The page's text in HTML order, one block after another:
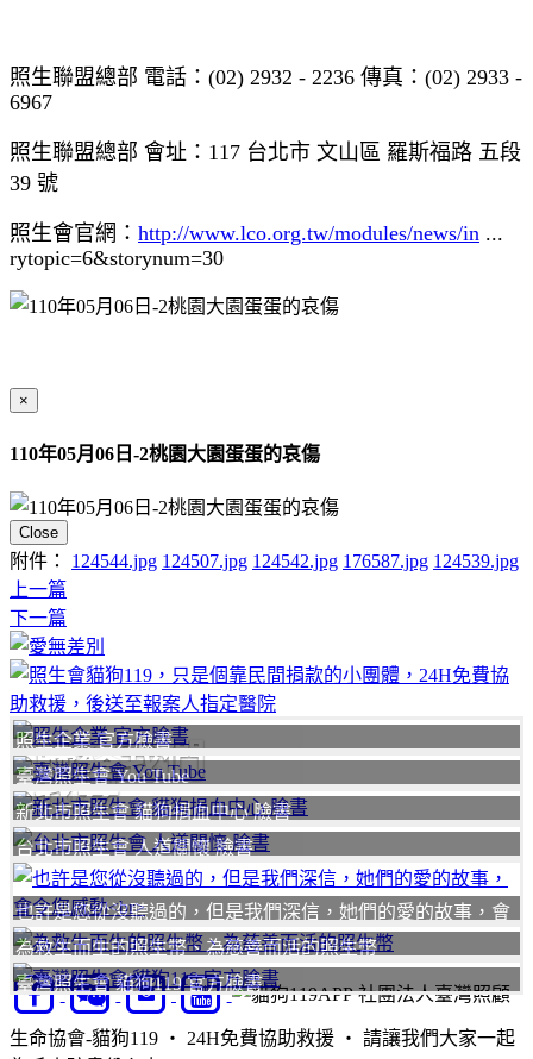
照生聯盟總部 電話：(02) 2932 - 2236 傳真：(02) 2933 -
6967
照生聯盟總部 會址：117 台北市 文山區 羅斯福路 五段
39 號
照生會官網： http://www.lco.org.tw/modules/news/in ...
rytopic=6&storynum=30
×
110年05月06日-2桃園大園蛋蛋的哀傷
Close
附件： 124544.jpg 124507.jpg 124542.jpg 176587.jpg 124539.jpg
上一篇
下一篇
聯絡我們
我要
照生企業 官方臉書
臺灣照生會 You Tube
新北市照生會 貓狗捐血中心 臉書
台北市照生會 人道關懷 臉書
也許是您從沒聽過的，但是我們深信，她們的愛的故事，會
令您感動
為救生而生的照生幣、為慈善而活的照生幣
臺灣照生會 貓狗119 官方臉書
社團法人臺灣照顧
生命協會-貓狗119 ‧ 24H免費協助救援 ‧ 請讓我們大家一起